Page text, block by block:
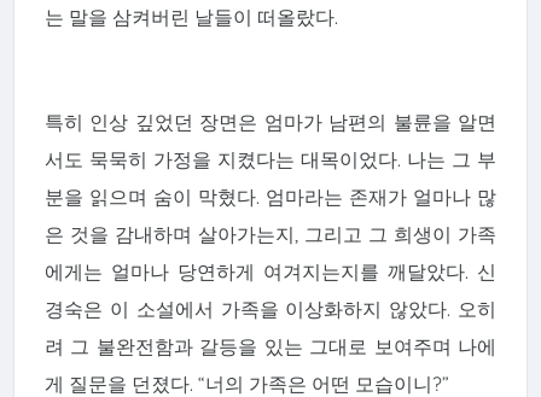
는 말을 삼켜버린 날들이 떠올랐다.
특히 인상 깊었던 장면은 엄마가 남편의 불륜을 알면
서도 묵묵히 가정을 지켰다는 대목이었다. 나는 그 부
분을 읽으며 숨이 막혔다. 엄마라는 존재가 얼마나 많
은 것을 감내하며 살아가는지, 그리고 그 희생이 가족
에게는 얼마나 당연하게 여겨지는지를 깨달았다. 신
경숙은 이 소설에서 가족을 이상화하지 않았다. 오히
려 그 불완전함과 갈등을 있는 그대로 보여주며 나에
게 질문을 던졌다. “너의 가족은 어떤 모습이니?”